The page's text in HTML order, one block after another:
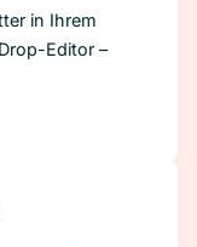
in Ihrem
Editor –